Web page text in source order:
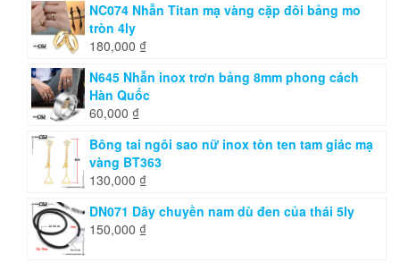
NC074 Nhẫn Titan mạ vàng cặp đôi bảng mo
tròn 4ly
180,000 ₫
N645 Nhẫn inox trơn bảng 8mm phong cách
Hàn Quốc
60,000 ₫
Bông tai ngôi sao nữ inox tòn ten tam giác mạ
vàng BT363
130,000 ₫
DN071 Dây chuyền nam dù đen của thái 5ly
150,000 ₫